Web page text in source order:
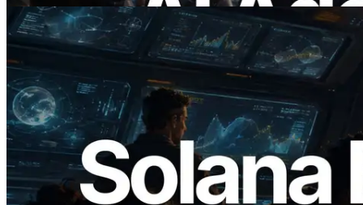
2026.05.24